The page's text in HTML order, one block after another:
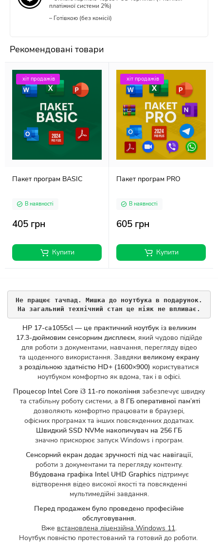
платіжної системи 2%)
– Готівкою (без комісії)
Рекомендовані товари
хіт продажів
Пакет програм BASIC
В наявності
405 грн
Купити
хіт продажів
Пакет програм PRO
В наявності
605 грн
Купити
Не працює тачпад. Мишка до ноутбука в подарунок.
На загальний технічний стан це ніяк не впливає.
HP 17-ca1055cl — це практичний ноутбук із великим
17.3-дюймовим сенсорним дисплеєм, який чудово підійде
для роботи з документами, навчання, перегляду відео
та щоденного використання. Завдяки великому екрану
з роздільною здатністю HD+ (1600×900) користуватися
ноутбуком комфортно як вдома, так і в офісі.
Процесор Intel Core i3 11-го покоління забезпечує швидку
та стабільну роботу системи, а 8 ГБ оперативної пам’яті
дозволяють комфортно працювати в браузері,
офісних програмах та інших повсякденних додатках.
Швидкий SSD NVMe накопичувач на 256 ГБ
значно прискорює запуск Windows і програм.
Сенсорний екран додає зручності під час навігації,
роботи з документами та перегляду контенту.
Вбудована графіка Intel UHD Graphics підтримує
відтворення відео високої якості та повсякденні
мультимедійні завдання.
Перед продажем було проведено професійне
обслуговування.
Вже встановлена ліцензійна Windows 11.
Ноутбук повністю протестований та готовий до роботи.